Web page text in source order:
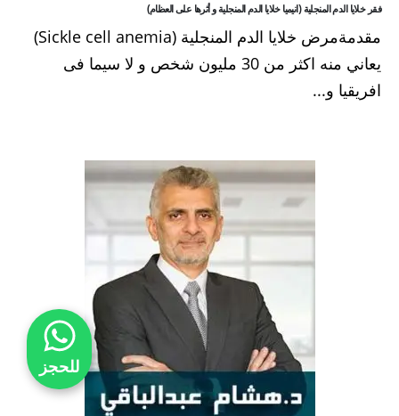
فقر خلايا الدم المنجلية (انيميا خلايا الدم المنجلية و أثرها على العظام)
مقدمةمرض خلايا الدم المنجلية (Sickle cell anemia)
يعاني منه اكثر من 30 مليون شخص و لا سيما فى
افريقيا و...
للحجز